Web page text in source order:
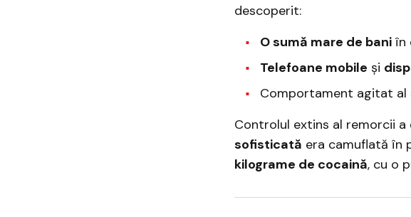
descoperit:
O sumă mare de baniîn
Telefoane mobile și
Comportament agitat al
Controlul extins al remorcii
sofisticată era camuflată în
kilograme de cocaină, cu o